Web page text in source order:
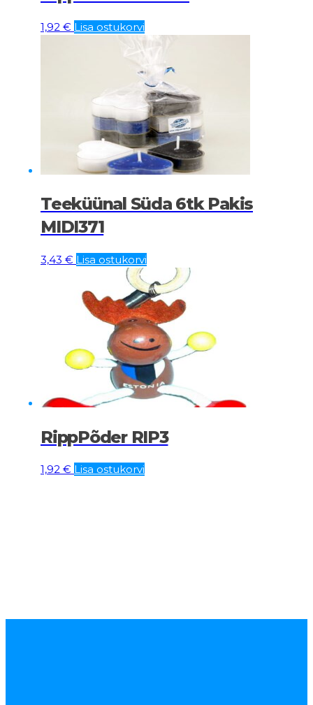
1,92 € Lisa ostukorvi
Teeküünal Süda 6tk Pakis
MIDI371
3,43 € Lisa ostukorvi
RippPõder RIP3
1,92 € Lisa ostukorvi